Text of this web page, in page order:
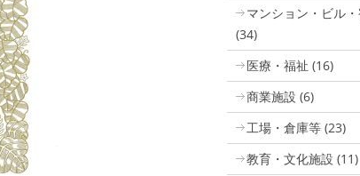
マンション・ビル
(34)
医療・福祉 (16)
商業施設 (6)
工場・倉庫等 (23)
教育・文化施設 (11)